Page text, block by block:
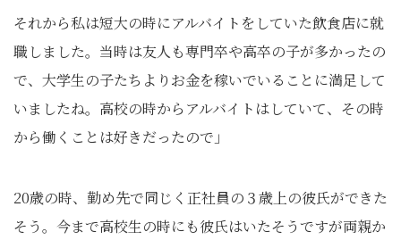
それから私は短大の時にアルバイトをしていた飲食店に就
職しました。当時は友人も専門卒や高卒の子が多かったの
で、大学生の子たちよりお金を稼いでいることに満足して
いましたね。高校の時からアルバイトはしていて、その時
から働くことは好きだったので」
20歳の時、勤め先で同じく正社員の３歳上の彼氏ができた
そう。今まで高校生の時にも彼氏はいたそうですが両親か